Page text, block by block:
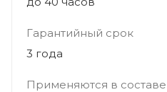
Гарантийный срок
3 года
Применяются в